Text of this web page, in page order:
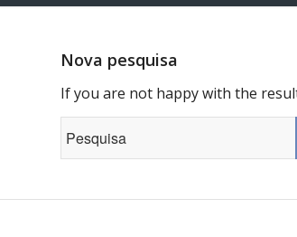
Nova pesquisa
If you are not happy with the